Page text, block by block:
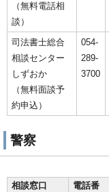
（無料電話相
談）
司法書士総合
相談センター
しずおか
（無料面談予
約申込）
054-
289-
3700
警察
相談窓口
電話番